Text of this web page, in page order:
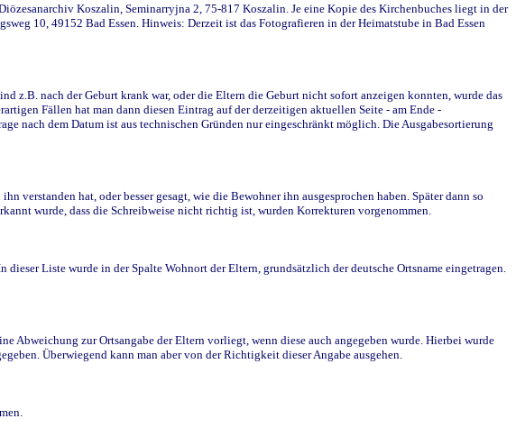
Koszalin, Seminarryjna 2, 75-817 Koszalin. Je eine Kopie des Kirchenbuches liegt in der
10, 49152 Bad Essen. Hinweis: Derzeit ist das Fotografieren in der Heimatstube in Bad Essen
z.B. nach der Geburt krank war, oder die Eltern die Geburt nicht sofort anzeigen konnten, wurde das
Fällen hat man dann diesen Eintrag auf der derzeitigen aktuellen Seite - am Ende -
nach dem Datum ist aus technischen Gründen nur eingeschränkt möglich. Die Ausgabesortierung
verstanden hat, oder besser gesagt, wie die Bewohner ihn ausgesprochen haben. Später dann so
wurde, dass die Schreibweise nicht richtig ist, wurden Korrekturen vorgenommen.
Liste wurde in der Spalte Wohnort der Eltern, grundsätzlich der deutsche Ortsname eingetragen.
Abweichung zur Ortsangabe der Eltern vorliegt, wenn diese auch angegeben wurde. Hierbei wurde
Überwiegend kann man aber von der Richtigkeit dieser Angabe ausgehen.